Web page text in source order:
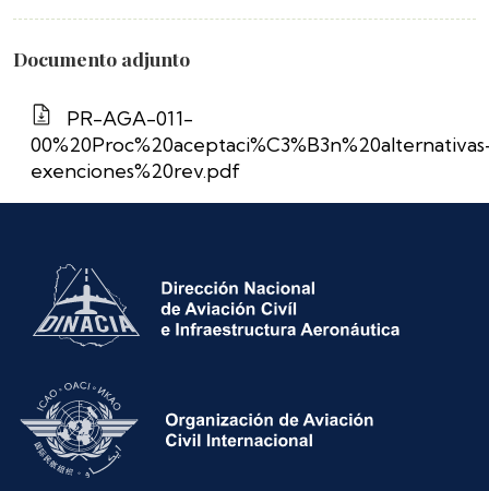
Documento adjunto
PR-AGA-011-
exenciones%20rev.pdf